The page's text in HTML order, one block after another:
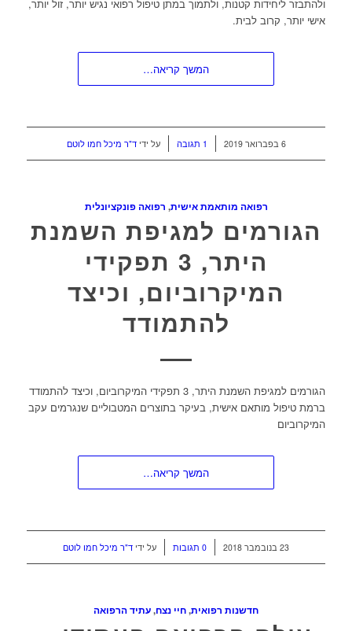
ולהתבזר ליחידות קטנות, ולתמוך במתן טיפול רפואי נגיש יותר, זול יותר,
אישי יותר, קרוב לבית.
המשך קריאה…
6 בפברואר 2019 / 1 תגובה על ידיד"ר מיכל חמו לוטם
רפואה מותאמת אישית, רפואה פונקציונלית
הגורמים למגיפת השמנת
היתר, 3 תפקידי
המיקרוביום, וכיצד
להתמודד
הגורמים למגיפת השמנת היתר, 3 תפקידי המיקרוביום, וכיצד להתמודד
ברמת טיפול מותאם אישית, בעיקר בתוצרים המטבוליים שנגרמים עקב
המיקרוביום
המשך קריאה…
23 בנובמבר 2018 / 0 תגובות על ידי ד"ר מיכל חמו לוטם
חדשנות רפואית,חיי נצח,עתיד הרפואה